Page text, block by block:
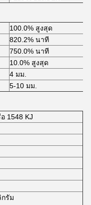
100.0% สูงสุด
820.2% นาที
750.0% นาที
10.0% สูงสุด
4 มม.
5-10 มม.
1548 KJ
รัม